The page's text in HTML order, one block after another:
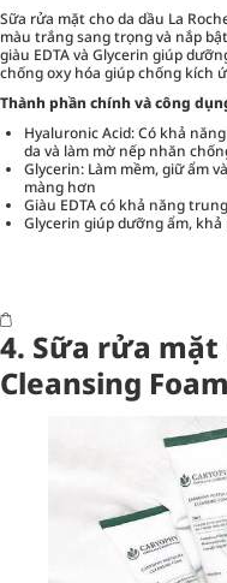
Sữa rửa mặt cho da dầu La
màu trắng sang trọng và nắp
giàu EDTA và Glycerin giúp
chống oxy hóa giúp chống kích
Thành phần chính và công
Hyaluronic Acid: Có khả
da và làm mờ nếp nhăn
Glycerin: Làm mềm, giữ ẩm
màng hơn
Giàu EDTA có khả năng
Glycerin giúp dưỡng ẩm,
4. Sữa rửa mặt
Cleansing Foam